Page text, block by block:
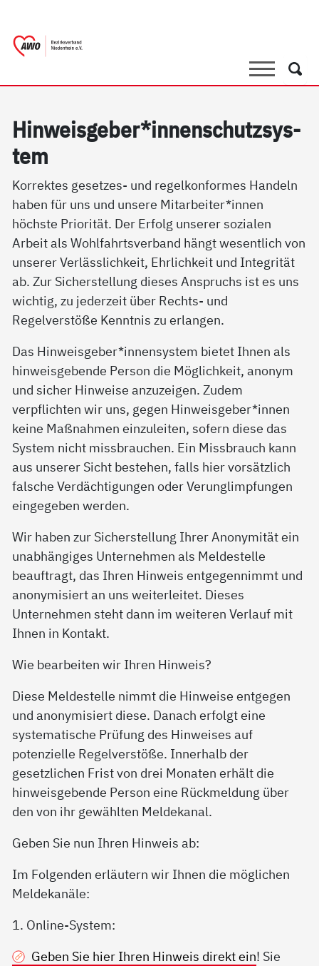
SucheSuche
Hin­weis­ge­ber*in­nen­schutz­sys­
tem
Korrektes gesetzes- und regelkonformes Handeln
haben für uns und unsere Mitarbeiter*innen
höchste Priorität. Der Erfolg unserer sozialen
Arbeit als Wohlfahrtsverband hängt wesentlich von
unserer Verlässlichkeit, Ehrlichkeit und Integrität
ab. Zur Sicherstellung dieses Anspruchs ist es uns
wichtig, zu jederzeit über Rechts- und
Regelverstöße Kenntnis zu erlangen.
Das Hinweisgeber*innensystem bietet Ihnen als
hinweisgebende Person die Möglichkeit, anonym
und sicher Hinweise anzuzeigen. Zudem
verpflichten wir uns, gegen Hinweisgeber*innen
keine Maßnahmen einzuleiten, sofern diese das
System nicht missbrauchen. Ein Missbrauch kann
aus unserer Sicht bestehen, falls hier vorsätzlich
falsche Verdächtigungen oder Verunglimpfungen
eingegeben werden.
Wir haben zur Sicherstellung Ihrer Anonymität ein
unabhängiges Unternehmen als Meldestelle
beauftragt, das Ihren Hinweis entgegennimmt und
anonymisiert an uns weiterleitet. Dieses
Unternehmen steht dann im weiteren Verlauf mit
Ihnen in Kontakt.
Wie bearbeiten wir Ihren Hinweis?
Diese Meldestelle nimmt die Hinweise entgegen
und anonymisiert diese. Danach erfolgt eine
systematische Prüfung des Hinweises auf
potenzielle Regelverstöße. Innerhalb der
gesetzlichen Frist von drei Monaten erhält die
hinweisgebende Person eine Rückmeldung über
den von ihr gewählten Meldekanal.
Geben Sie nun Ihren Hinweis ab:
Im Folgenden erläutern wir Ihnen die möglichen
Meldekanäle:
1. Online-System:
Geben Sie hier Ihren Hinweis direkt ein! Sie